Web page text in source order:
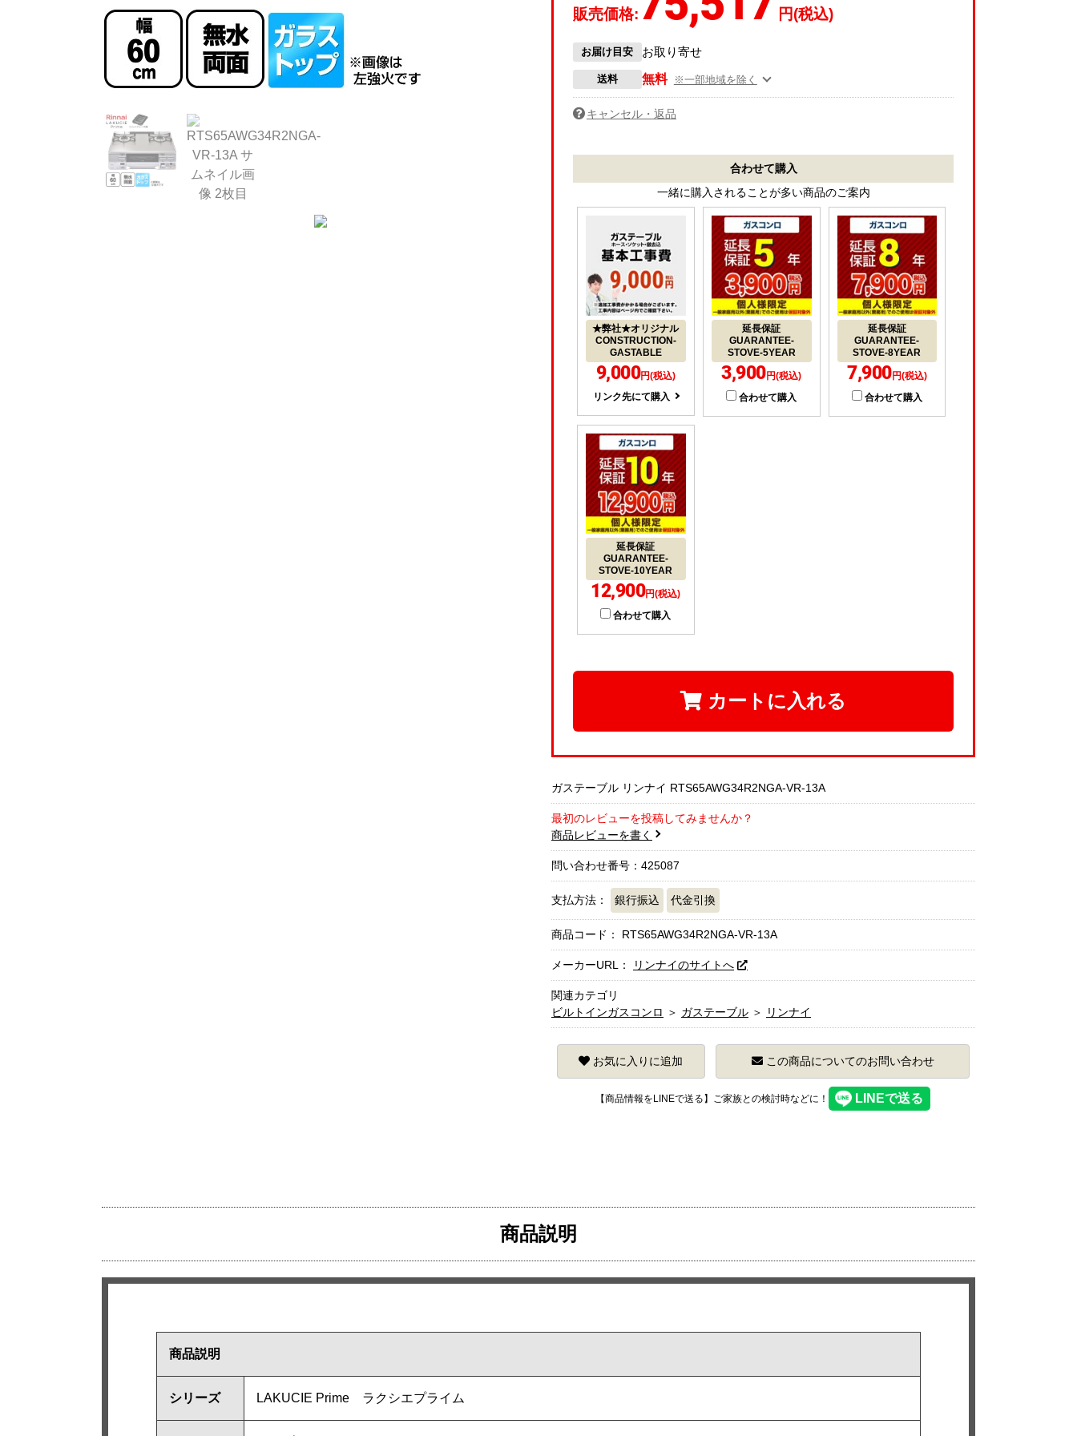
販売価格: 円(税込)
お届け目安 お取り寄せ
送料 無料 ※一部地域を除く
キャンセル・返品
合わせて購入
一緒に購入されることが多い商品のご案内
★弊社★オリジナル
CONSTRUCTION-
GASTABLE
9,000円(税込)
リンク先にて購入
延長保証
GUARANTEE-
STOVE-5YEAR
3,900円(税込)
合わせて購入
延長保証
GUARANTEE-
STOVE-8YEAR
7,900円(税込)
合わせて購入
延長保証
GUARANTEE-
STOVE-10YEAR
12,900円(税込)
合わせて購入
カートに入れる
ガステーブル リンナイ RTS65AWG34R2NGA-VR-13A
最初のレビューを投稿してみませんか？
商品レビューを書く
問い合わせ番号：425087
支払方法： 銀行振込 代金引換
商品コード： RTS65AWG34R2NGA-VR-13A
メーカーURL： リンナイのサイトへ
関連カテゴリ
ビルトインガスコンロ ＞ ガステーブル ＞ リンナイ
お気に入りに追加 この商品についてのお問い合わせ
【商品情報をLINEで送る】ご家族との検討時などに！
商品説明
商品説明
シリーズ LAKUCIE Prime ラクシエプライム